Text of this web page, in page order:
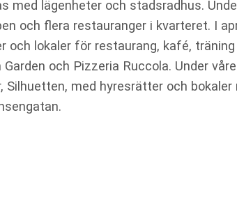
med lägenheter och stadsradhus.
och flera restauranger i kvarteret. I
och lokaler för restaurang, kafé,
och Pizzeria Ruccola. Under
Silhuetten, med hyresrätter och